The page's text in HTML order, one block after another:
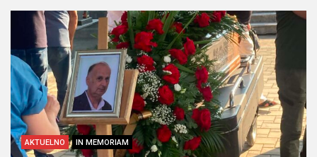
AKTUELNO IN MEMORIAM